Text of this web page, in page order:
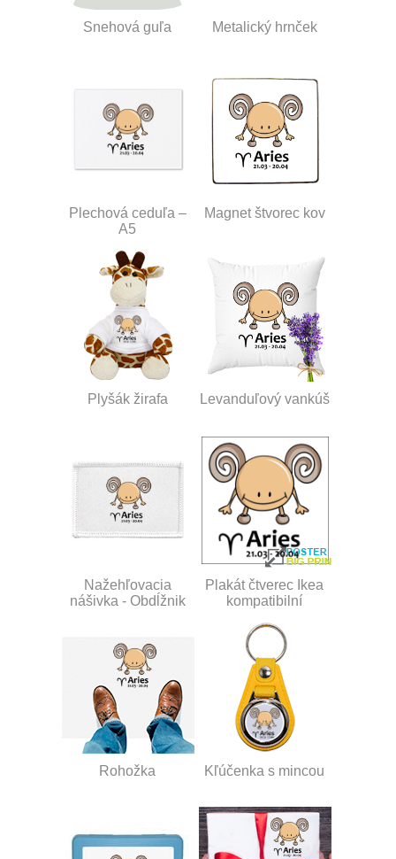
Snehová guľa Metalický hrnček
Plechová ceduľa –
A5
Magnet štvorec kov
Plyšák žirafa Levanduľový vankúš
Nažehľovacia
nášivka - Obdĺžnik
Plakát čtverec Ikea
kompatibilní
Rohožka Kľúčenka s mincou